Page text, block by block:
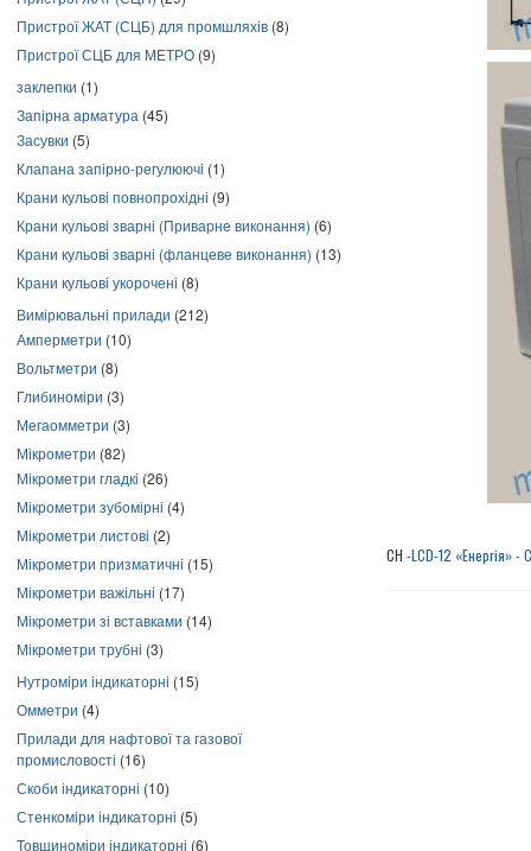
Пристрої ЖАТ (СЦБ) для промшляхів (8)
Пристрої СЦБ для МЕТРО (9)
заклепки (1)
Запірна арматура (45)
Засувки (5)
Клапана запірно-регулюючі (1)
Крани кульові повнопрохідні (9)
Крани кульові зварні (Приварне виконання) (6)
Крани кульові зварні (фланцеве виконання) (13)
Крани кульові укорочені (8)
Вимірювальні прилади (212)
Амперметри (10)
Вольтметри (8)
Глибиноміри (3)
Мегаомметри (3)
Мікрометри (82)
Мікрометри гладкі (26)
Мікрометри зубомірні (4)
Мікрометри листові (2)
Мікрометри призматичні (15)
Мікрометри важільні (17)
Мікрометри зі вставками (14)
Мікрометри трубні (3)
Нутроміри індикаторні (15)
Омметри (4)
Прилади для нафтової та газової
промисловості (16)
Скоби індикаторні (10)
Стенкоміри індикаторні (5)
Товщиноміри індикаторні (6)
СН -LCD-12 «Енергія» -